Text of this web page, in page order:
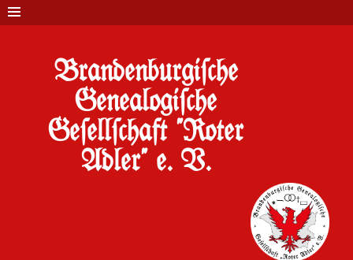
Brandenburgi#che
Genealogi#che
Ge#ell#chaft "Roter
Adler" e. V.